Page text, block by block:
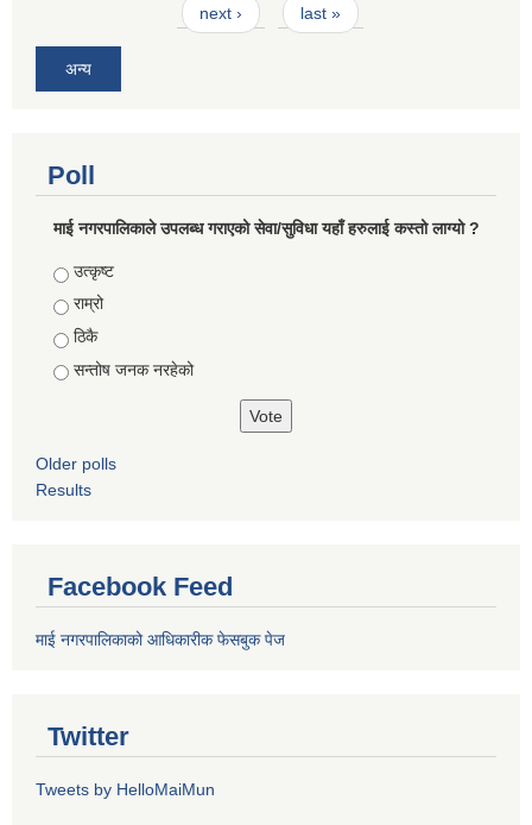
next › last »
अन्य
Poll
माई नगरपालिकाले उपलब्ध गराएको सेवा/सुविधा यहाँ हरुलाई कस्तो लाग्यो ?
Choices
उत्कृष्ट
राम्रो
ठिकै
सन्तोष जनक नरहेको
Older polls
Results
Facebook Feed
माई नगरपालिकाको आधिकारीक फेसबुक पेज
Twitter
Tweets by HelloMaiMun